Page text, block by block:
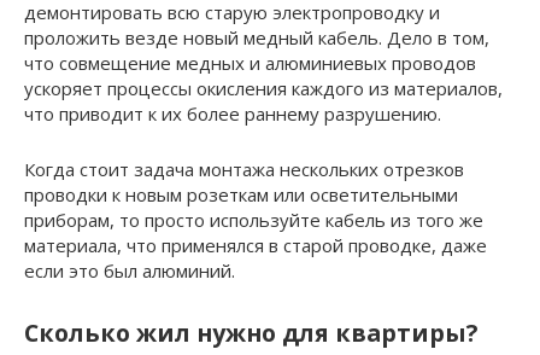
демонтировать всю старую электропроводку и
проложить везде новый медный кабель. Дело в том,
что совмещение медных и алюминиевых проводов
ускоряет процессы окисления каждого из материалов,
что приводит к их более раннему разрушению.
Когда стоит задача монтажа нескольких отрезков
проводки к новым розеткам или осветительными
приборам, то просто используйте кабель из того же
материала, что применялся в старой проводке, даже
если это был алюминий.
Сколько жил нужно для квартиры?